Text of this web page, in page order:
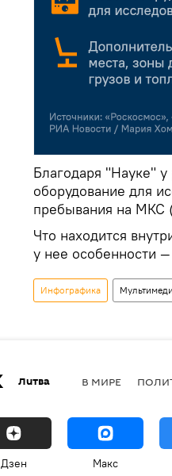
Благодаря "Науке" у
оборудование для
пребывания на МКС
Что находится
у нее особенности
Инфографика
Литва В МИРЕ
Дзен Макс